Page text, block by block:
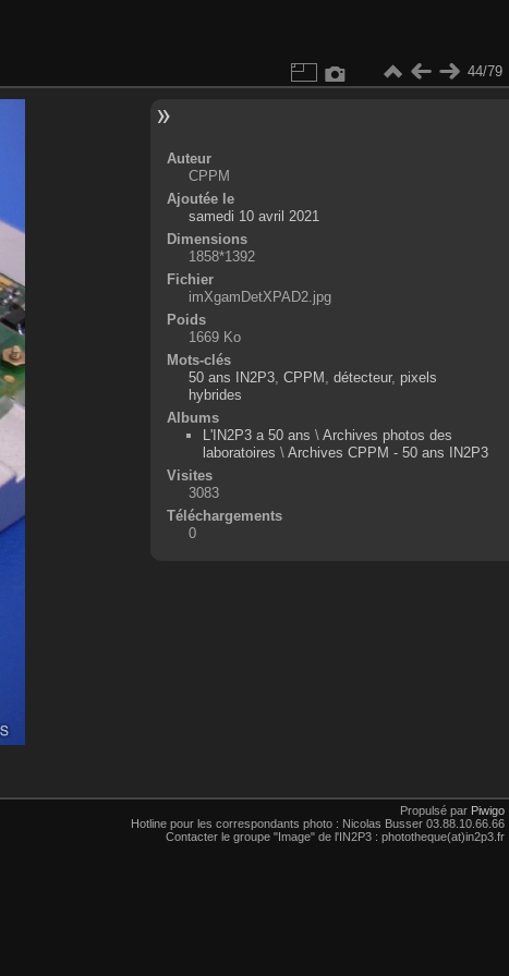
44/79
Auteur
CPPM
Ajoutée le
samedi 10 avril 2021
Dimensions
1858*1392
Fichier
imXgamDetXPAD2.jpg
Poids
1669 Ko
Mots-clés
50 ans IN2P3, CPPM détecteur, pixels
hybrides
Albums
L'IN2P3 a 50 ans \ Archives photos des
laboratoires \ Archives CPPM - 50 ans IN2P3
Visites
3083
Téléchargements
0
Propulsé par Piwigo
Hotline pour les correspondants photo : Nicolas Busser 03.88.10.66.66
Contacter le groupe "Image" de l'IN2P3 : phototheque(at)in2p3.fr